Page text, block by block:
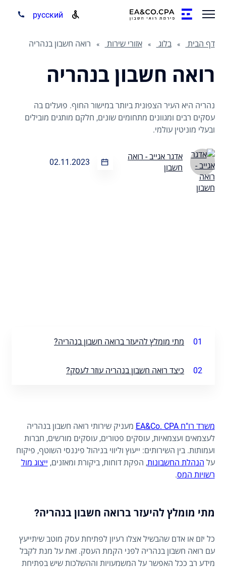
русский
דף הבית בלוג אזורי שירות רואה חשבון בנהריה
רואה חשבון בנהריה
נהריה היא העיר הצפונית ביותר במישור החוף. פועלים בה
עסקים רבים ומגוונים מתחומים שונים, חלקם מותגים מובילים
ובעלי מוניטין עולמי.
אדגר אגייב - רואה
חשבון
02.11.2023
01 מתי מומלץ להיעזר ברואה חשבון בנהריה?
02 כיצד רואה חשבון בנהריה עוזר לעסק?
משרד רו"ח EA&Co. CPA
מעניק שירותי רואה חשבון בנהריה
לעצמאים ועצמאיות, עוסקים פטורים, עוסקים מורשים, חברות
ועמותות. בין השירותים: ייעוץ וליווי בניהול פיננסי השוטף, פיקוח
על הנהלת החשבונות, הפקת דוחות, ביקורת ומאזנים, ייצוג מול
רשויות המס.
מתי מומלץ להיעזר ברואה חשבון בנהריה?
כל יזם או אדם שהבשיל אצלו רעיון לפתיחת עסק מוטב שיתייעץ
עם רואה חשבון בנהריה לפני הקמת העסק. זאת על מנת לקבל
מידע רב ככל האפשר על המשמעויות וההשלכות שיש בפתיחת